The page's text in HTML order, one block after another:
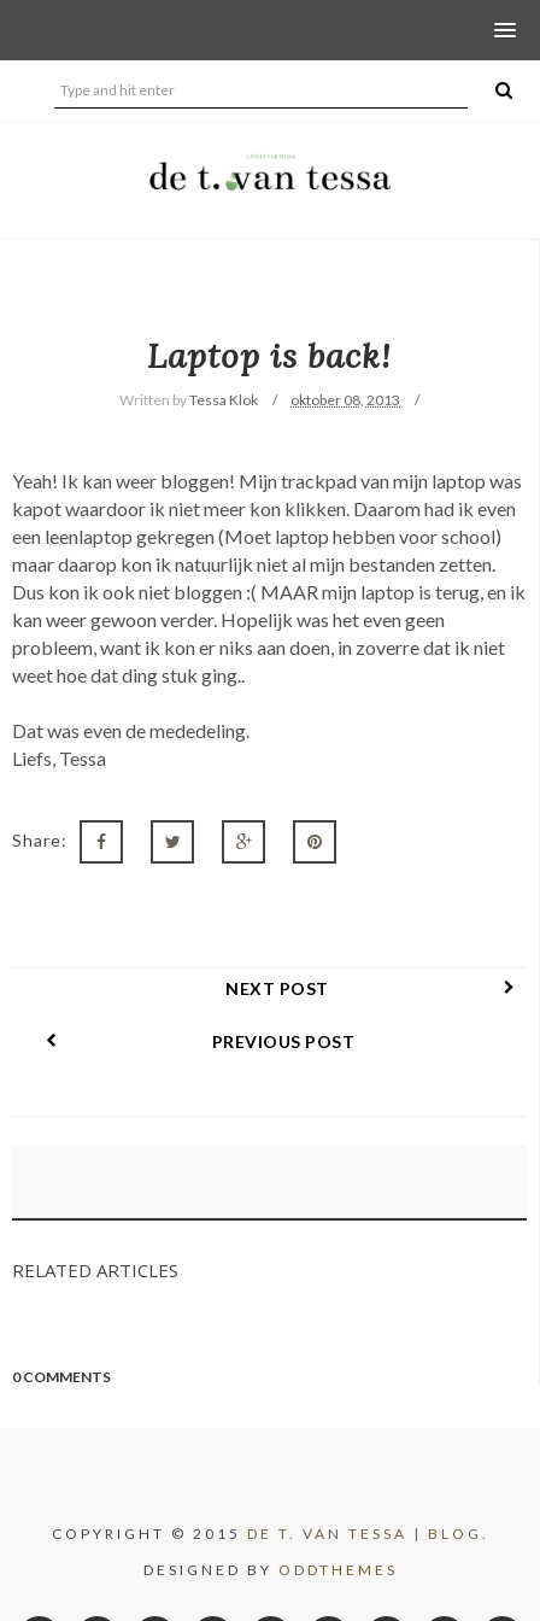
Laptop is back!
Written byTessa Klok oktober 08, 2013
Yeah! Ik kan weer bloggen! Mijn trackpad van mijn laptop was
kapot waardoor ik niet meer kon klikken. Daarom had ik even
een leenlaptop gekregen (Moet laptop hebben voor school)
maar daarop kon ik natuurlijk niet al mijn bestanden zetten.
Dus kon ik ook niet bloggen :( MAAR mijn laptop is terug, en ik
kan weer gewoon verder. Hopelijk was het even geen
probleem, want ik kon er niks aan doen, in zoverre dat ik niet
weet hoe dat ding stuk ging..
Dat was even de mededeling.
Liefs, Tessa
Share:
NEXT POST
PREVIOUS POST
RELATED ARTICLES
0 COMMENTS
COPYRIGHT © 2015 DE T. VAN TESSA | BLOG.
DESIGNED BY ODDTHEMES